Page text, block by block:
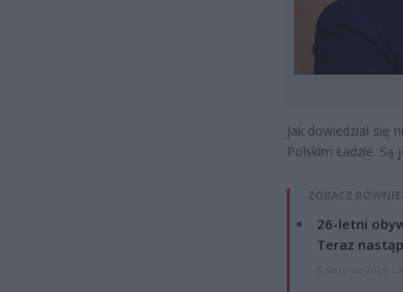
Jak dowiedział
Polskim Ładzie.
ZOBACZ
26-letni
Teraz